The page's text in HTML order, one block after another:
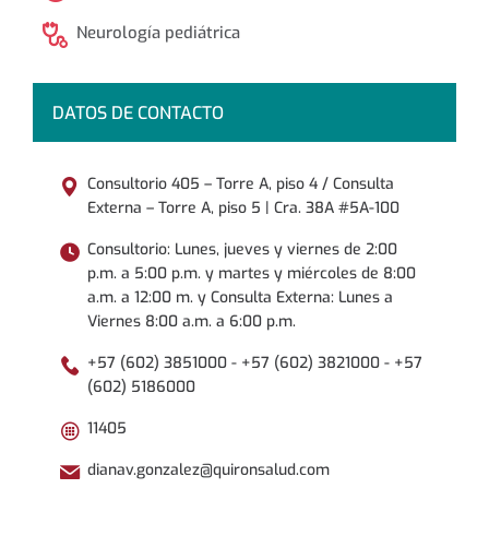
Neurología pediátrica
DATOS DE CONTACTO
Consultorio 405 – Torre A, piso 4 / Consulta
Externa – Torre A, piso 5 | Cra. 38A #5A-100
Consultorio: Lunes, jueves y viernes de 2:00
p.m. a 5:00 p.m. y martes y miércoles de 8:00
a.m. a 12:00 m. y Consulta Externa: Lunes a
Viernes 8:00 a.m. a 6:00 p.m.
+57 (602) 3851000 - +57 (602) 3821000 - +57
(602) 5186000
11405
dianav.gonzalez@quironsalud.com